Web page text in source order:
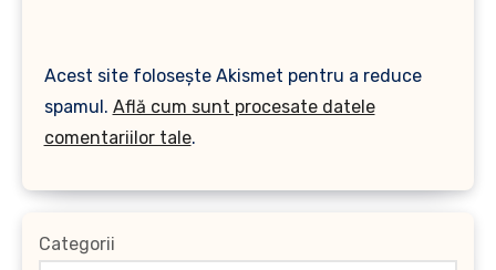
Acest site folosește Akismet pentru a reduce
spamul. Află cum sunt procesate datele
comentariilor tale.
Categorii